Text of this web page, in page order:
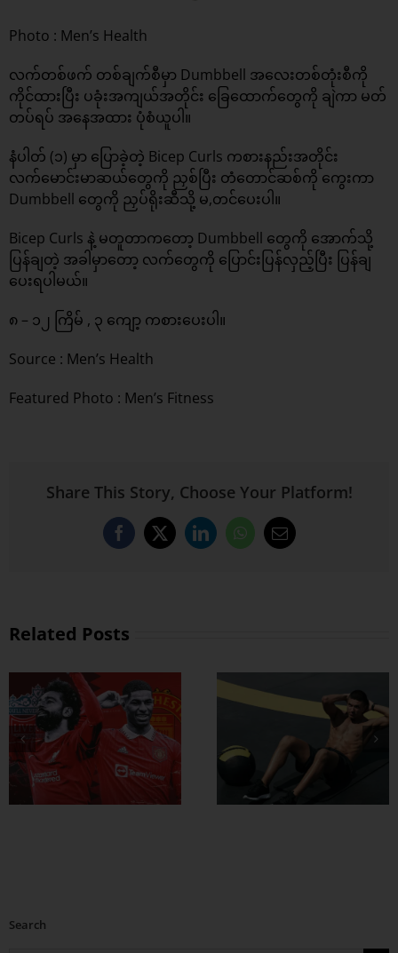
Photo : Men’s Health
လက်တစ်ဖက် တစ်ချက်စီမှာ Dumbbell အလေးတစ်တုံးစီကို
ကိုင်ထားပြီး ပခုံးအကျယ်အတိုင်း ခြေထောက်တွေကို ချဲကာ မတ်
တပ်ရပ် အနေအထား ပုံစံယူပါ။
နံပါတ် (၁) မှာ ပြောခဲ့တဲ့ Bicep Curls ကစားနည်းအတိုင်း
လက်မောင်းမာဆယ်တွေကို ညှစ်ပြီး တံတောင်ဆစ်ကို ကွေးကာ
Dumbbell တွေကို ညှပ်ရိုးဆီသို့ မ,တင်ပေးပါ။
Bicep Curls နဲ့ မတူတာကတော့ Dumbbell တွေကို အောက်သို့
ပြန်ချတဲ့ အခါမှာတော့ လက်တွေကို ပြောင်းပြန်လှည့်ပြီး ပြန်ချ
ပေးရပါမယ်။
၈ – ၁၂ ကြိမ် , ၃ ကျော့ ကစားပေးပါ။
Source : Men’s Health
Featured Photo : Men’s Fitness
Share This Story, Choose Your Platform!
Facebook
X LinkedInWhatsApp
Email
Related Posts
ထိထိရောက်ရောက်
ဗိုက်ခေါက် အဆီ
တွေ ချဖို့
Search